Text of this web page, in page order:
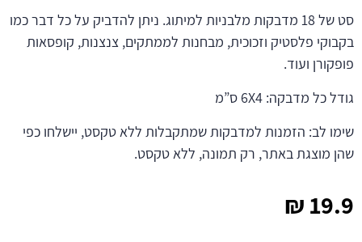
19.9
₪
סט של 18 מדבקות מלבניות למיתוג. ניתן להדביק על כל דבר כמו
בקבוקי פלסטיק וזכוכית, מבחנות לממתקים, צנצנות, קופסאות
פופקורן ועוד.
גודל כל מדבקה: 6X4 ס”מ
שימו לב: הזמנות למדבקות שמתקבלות ללא טקסט, יישלחו כפי
שהן מוצגת באתר, רק תמונה, ללא טקסט.